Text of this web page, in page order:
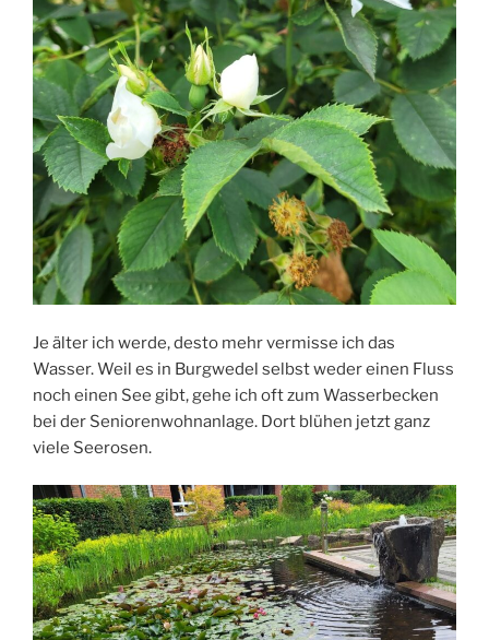
Je älter ich werde, desto mehr vermisse ich das
Wasser. Weil es in Burgwedel selbst weder einen Fluss
noch einen See gibt, gehe ich oft zum Wasserbecken
bei der Seniorenwohnanlage. Dort blühen jetzt ganz
viele Seerosen.